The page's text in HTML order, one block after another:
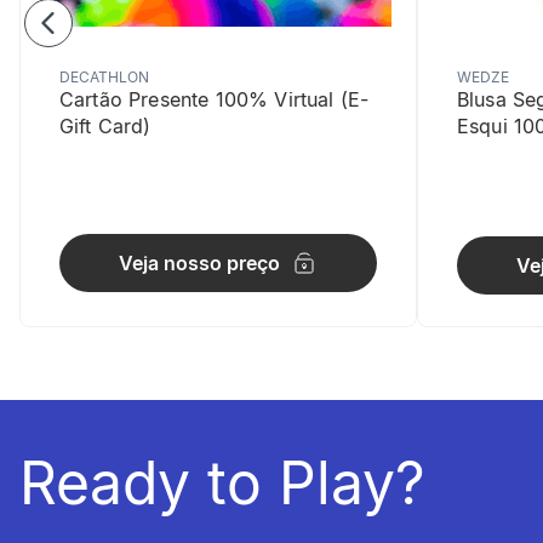
O corte
DECATHLON
Cartão Presente 100% Virtual (E-
Gift Card)
Veja nosso preço
WEDZE
Blusa
Esqui
Ready to Play?